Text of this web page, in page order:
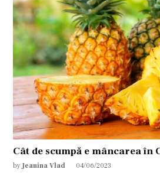
Cât de scumpă e mâncarea în
by Jeanina Vlad 04/06/2023